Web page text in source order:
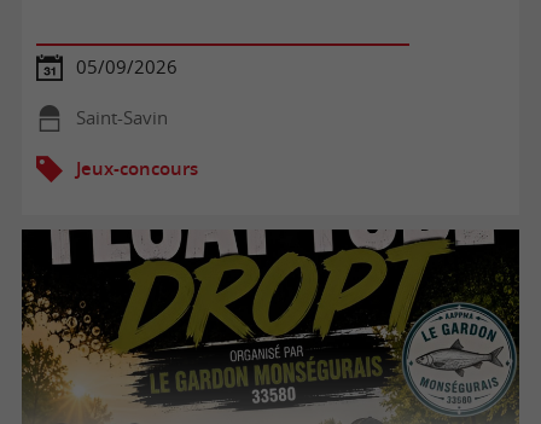
05/09/2026
Saint-Savin
Jeux-concours